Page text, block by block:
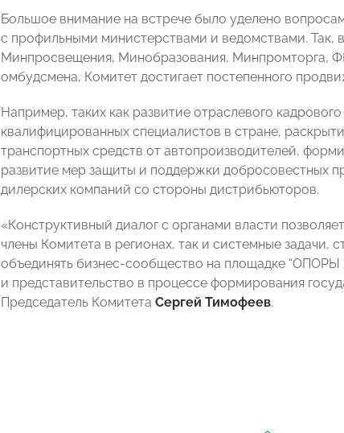
Большое внимание на встрече было уделено
с профильными министерствами и ведомствами. Так,
Минпросвещения, Минобразования, Минпромторга,
омбудсмена, Комитет достигает постепенного
Например, таких как развитие отраслевого
квалифицированных специалистов в стране,
транспортных средств от автопроизводителей,
развитие мер защиты и поддержки добросовестных
дилерских компаний со стороны дистрибьюторов.
«Конструктивный диалог с органами власти
члены Комитета в регионах, так и системные
объединять бизнес-сообщество на площадке
и представительство в процессе формирования
Председатель Комитета Сергей Тимофеев.